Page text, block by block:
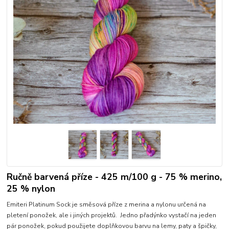
Ručně barvená příze - 425 m/100 g - 75 % merino,
25 % nylon
Emiteri Platinum Sock je směsová příze z merina a nylonu určená na
pletení ponožek, ale i jiných projektů. Jedno přadýnko vystačí na jeden
pár ponožek, pokud použijete doplňkovou barvu na lemy, paty a špičky,